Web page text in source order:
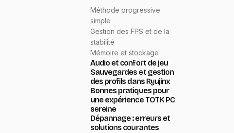
Méthode progressive
simple
Gestion des FPS et de la
stabilité
Mémoire et stockage
Audio et confort de jeu
Sauvegardes et gestion
des profils dans Ryujinx
Bonnes pratiques pour
une expérience TOTK PC
sereine
Dépannage : erreurs et
solutions courantes